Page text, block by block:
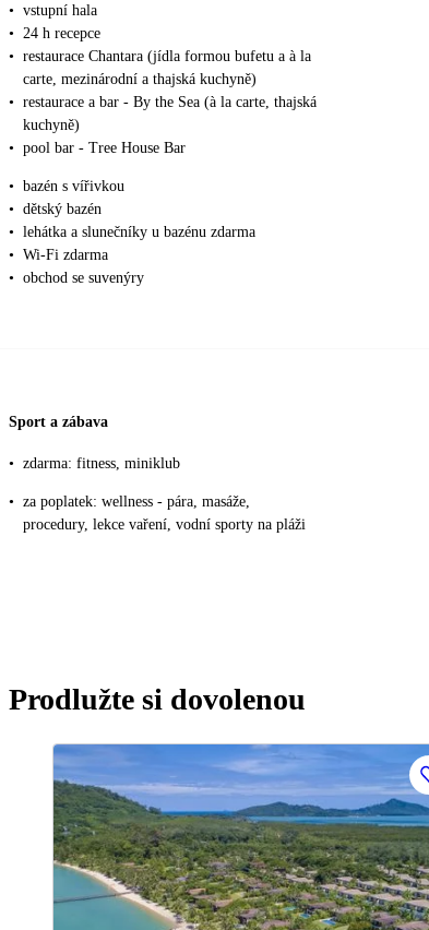
• vstupní hala
• 24 h recepce
• restaurace Chantara (jídla formou bufetu a à la
carte, mezinárodní a thajská kuchyně)
• restaurace a bar - By the Sea (à la carte, thajská
kuchyně)
• pool bar - Tree House Bar
• bazén s vířivkou
• dětský bazén
• lehátka a slunečníky u bazénu zdarma
• Wi-Fi zdarma
• obchod se suvenýry
Sport a zábava
• zdarma: fitness, miniklub
• za poplatek: wellness - pára, masáže,
procedury, lekce vaření, vodní sporty na pláži
Prodlužte si dovolenou